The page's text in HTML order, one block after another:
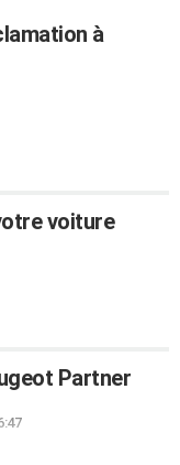
à
voiture
Partner